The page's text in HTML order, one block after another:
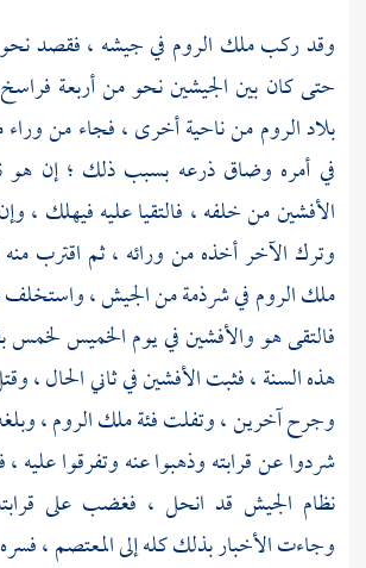
وقد ركب ملك الروم في جيشه ، فقصد نحو
حتى كان بين الجيشين نحو من أربعة
بلادالروممن ناحية أخرى ، فجاء من
في أمره وضاق ذرعه بسبب ذلك ؛ إن هو
الأفشينمن خلفه ، فالتقيا عليه فيهلك ،
وترك الآخر أخذه من ورائه ، ثم اقترب منه
ملكالرومفي شرذمة من الجيش ، واستخلف
فالتقى هووالأفشينفي يوم الخميس لخمس
هذه السنة ، فثبتالأفشينفي ثاني الحال ،
وجرح آخرين ، وتفلت فئة ملكالروم ،
شردوا عن قرابته وذهبوا عنه وتفرقوا عليه ،
نظام الجيش قد انحل ، فغضب على
وجاءت الأخبار بذلك كله إلىالمعتصم ،